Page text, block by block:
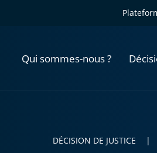
Qui sommes-nous ?
DÉCISION DE JUSTICE